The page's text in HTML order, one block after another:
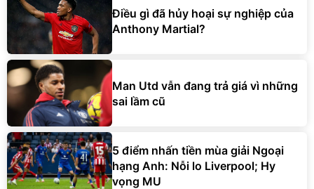
Điều gì đã hủy hoại sự nghiệp của
Anthony Martial?
Man Utd vẫn đang trả giá vì những
sai lầm cũ
5 điểm nhấn tiền mùa giải Ngoại
hạng Anh: Nỗi lo Liverpool; Hy
vọng MU